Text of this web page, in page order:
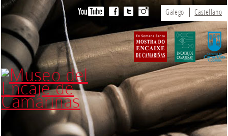
Galego Castellano